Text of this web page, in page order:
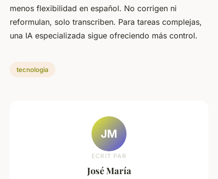
menos flexibilidad en español. No corrigen ni
reformulan, solo transcriben. Para tareas complejas,
una IA especializada sigue ofreciendo más control.
tecnologia
JM
ECRIT PAR
José María